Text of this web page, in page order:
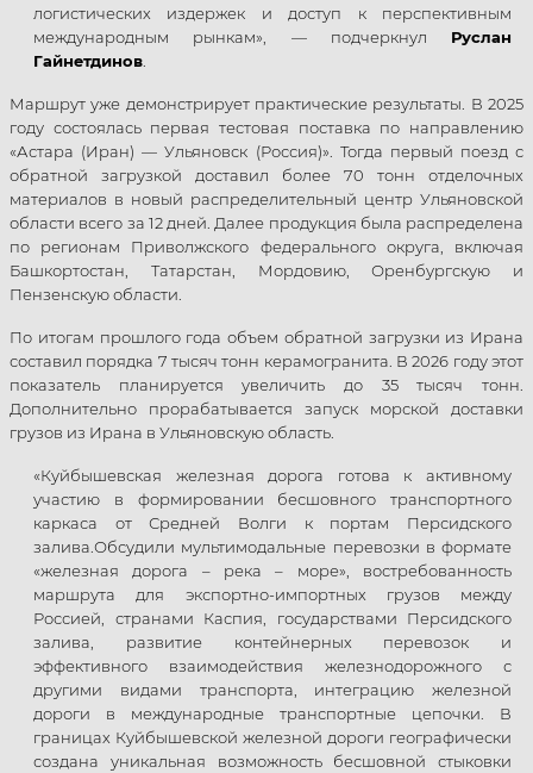
логистических издержек и доступ к перспективным
международным рынкам», — подчеркнул Руслан
Гайнетдинов
Маршрут уже демонстрирует практические результаты. В 2025
году состоялась первая тестовая поставка по направлению
«Астара (Иран) — Ульяновск (Россия)». Тогда первый поезд с
обратной загрузкой доставил более 70 тонн отделочных
материалов в новый распределительный центр Ульяновской
области всего за 12 дней. Далее продукция была распределена
по регионам Приволжского федерального округа, включая
Башкортостан, Татарстан, Мордовию, Оренбургскую и
Пензенскую области.
По итогам прошлого года объем обратной загрузки из Ирана
составил порядка 7 тысяч тонн керамогранита. В 2026 году этот
показатель планируется увеличить до 35 тысяч тонн.
Дополнительно прорабатывается запуск морской доставки
грузов из Ирана в Ульяновскую область.
«Куйбышевская железная дорога готова к активному
участию в формировании бесшовного транспортного
каркаса от Средней Волги к портам Персидского
залива.Обсудили мультимодальные перевозки в формате
«железная дорога – река – море», востребованность
маршрута для экспортно-импортных грузов между
Россией, странами Каспия, государствами Персидского
залива, развитие контейнерных перевозок и
эффективного взаимодействия железнодорожного с
другими видами транспорта, интеграцию железной
дороги в международные транспортные цепочки. В
границах Куйбышевской железной дороги географически
создана уникальная возможность бесшовной стыковки